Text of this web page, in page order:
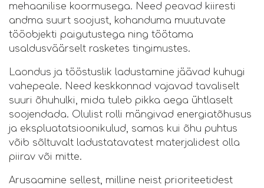
mehaanilise koormusega. Need peavad kiiresti
andma suurt soojust, kohanduma muutuvate
tööobjekti paigutustega ning töötama
usaldusväärselt rasketes tingimustes.
Laondus ja tööstuslik ladustamine jäävad kuhugi
vahepeale. Need keskkonnad vajavad tavaliselt
suuri õhuhulki, mida tuleb pikka aega ühtlaselt
soojendada. Olulist rolli mängivad energiatõhusus
ja ekspluatatsioonikulud, samas kui õhu puhtus
võib sõltuvalt ladustatavatest materjalidest olla
piirav või mitte.
Arusaamine sellest, milline neist prioriteetidest